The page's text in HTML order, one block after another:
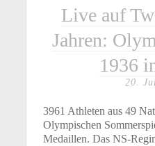
Live auf
Jahren:
1936
20.
3961 Athleten aus 49
Olympischen
Medaillen. Das NS-